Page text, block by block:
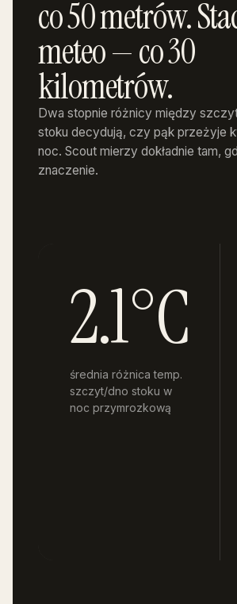
co 50 metrów.
meteo — co 30
kilometrów.
Dwa stopnie różnicy między
stoku decydują, czy pąk przeżyje
noc. Scout mierzy dokładnie tam,
znaczenie.
2.1°C
średnia różnica temp.
szczyt/dno stoku w
noc przymrozkową